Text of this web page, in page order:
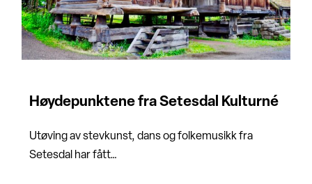
Høydepunktene fra Setesdal Kulturné
Utøving av stevkunst, dans og folkemusikk fra
Setesdal har fått…